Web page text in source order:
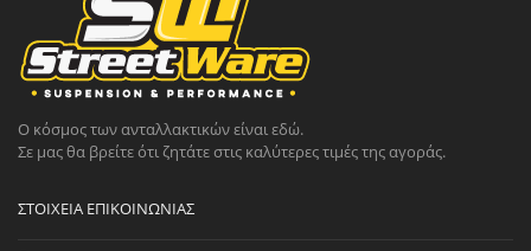
Ο κόσμος των ανταλλακτικών είναι εδώ.
Σε μας θα βρείτε ότι ζητάτε στις καλύτερες τιμές της αγοράς.
ΣΤΟΙΧΕΊΑ ΕΠΙΚΟΙΝΩΝΊΑΣ